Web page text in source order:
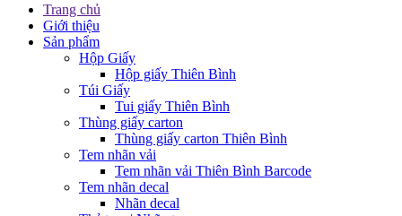
Trang chủ
Giới thiệu
Sản phẩm
Hộp Giấy
Hộp giấy Thiên Bình
Túi Giấy
Tui giấy Thiên Bình
Thùng giấy carton
Thùng giấy carton Thiên Bình
Tem nhãn vải
Tem nhãn vải Thiên Bình Barcode
Tem nhãn decal
Nhãn decal